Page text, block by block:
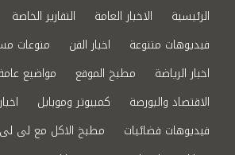
الرئيسية الاخبار العامة التقارير الخاصة
فيديوهات متنوعة
اخبار الفن
منوعات
اخبار الرياضة
مطبخ الموقع
مواضيع
الاقتصاد والبورصة
كمبيوتر وموبايل
فيديوهات فضائيات
مطبخ الاكل مع لى لى